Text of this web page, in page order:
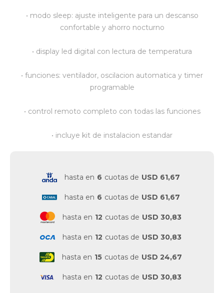
• modo sleep: ajuste inteligente para un descanso
confortable y ahorro nocturno
• display led digital con lectura de temperatura
• funciones: ventilador, oscilacion automatica y timer
programable
• control remoto completo con todas las funciones
• incluye kit de instalacion estandar
hasta en 6 cuotas de USD 61,67
hasta en 6 cuotas de USD 61,67
hasta en 12 cuotas de USD 30,83
hasta en 12 cuotas de USD 30,83
hasta en 15 cuotas de USD 24,67
hasta en 12 cuotas de USD 30,83
Vestimenta y calzado